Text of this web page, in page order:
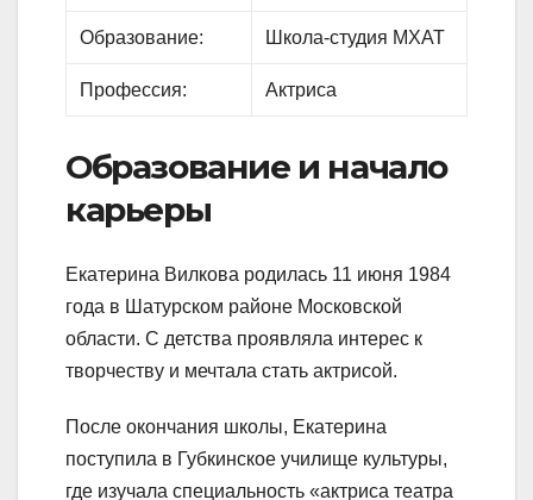
Образование: Школа-студия МХАТ
Профессия: Актриса
Образование и начало
карьеры
Екатерина Вилкова родилась 11 июня 1984
года в Шатурском районе Московской
области. С детства проявляла интерес к
творчеству и мечтала стать актрисой.
После окончания школы, Екатерина
поступила в Губкинское училище культуры,
где изучала специальность «актриса театра